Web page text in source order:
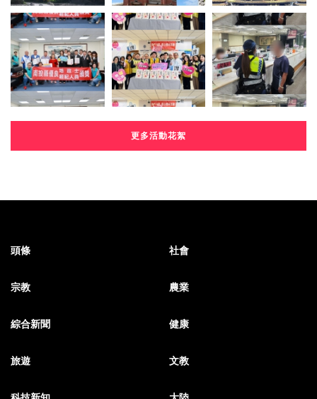
更多活動花絮
頭條 社會
宗教 農業
綜合新聞 健康
旅遊 文教